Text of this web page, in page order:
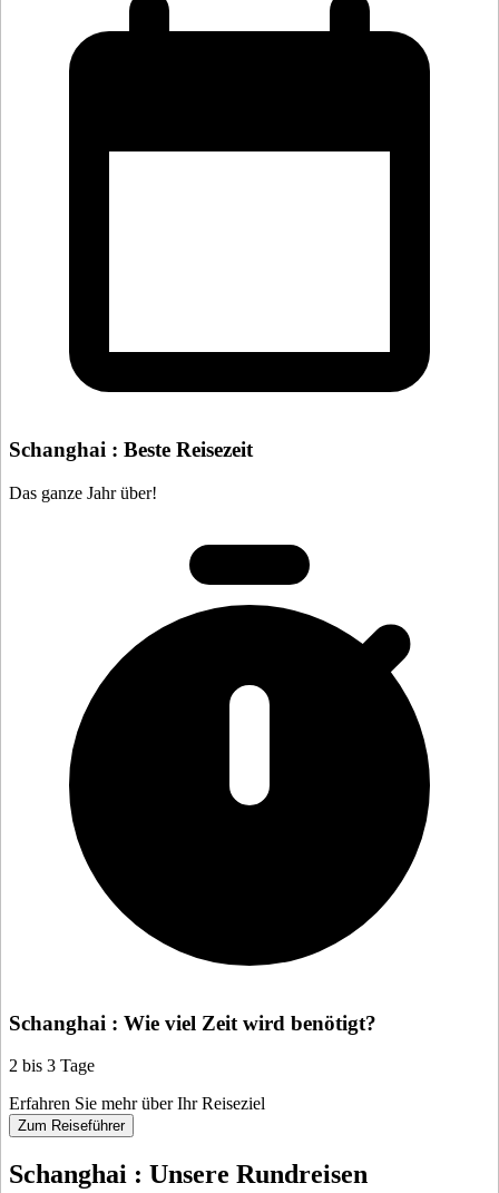
Schanghai : Beste Reisezeit
Das ganze Jahr über!
Schanghai : Wie viel Zeit wird benötigt?
2 bis 3 Tage
Erfahren Sie mehr über Ihr Reiseziel
Zum Reiseführer
Schanghai : Unsere Rundreisen